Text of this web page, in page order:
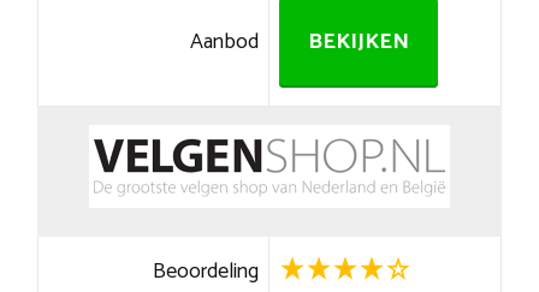
Aanbod BEKIJKEN
Beoordeling